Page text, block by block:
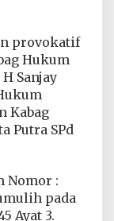
provokatif
Hukum
Sanjay
Kabag
Putra SPd
Nomor :
pada
Ayat 3.